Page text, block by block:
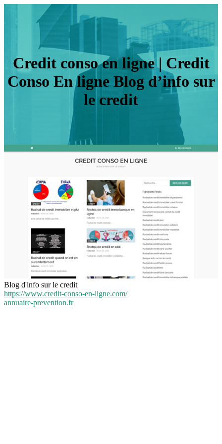
Credit conso en ligne | Credit
Conso En ligne Blog d’info sur
le credit
Blog d'info sur le credit
https://www.credit-conso-en-ligne.com/
annuaire-prevention.fr